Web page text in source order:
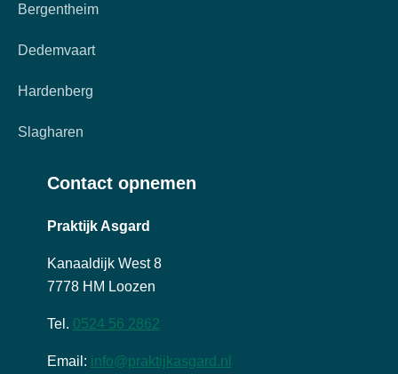
Bergentheim
Dedemvaart
Hardenberg
Slagharen
Contact opnemen
Praktijk Asgard
Kanaaldijk West 8
7778 HM Loozen
Tel. 0524 56 2862
Email: info@praktijkasgard.nl